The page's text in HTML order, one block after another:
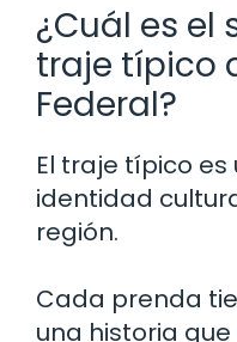
¿Cuál es el
traje típico
Federal?
El traje típico
identidad
región.
Cada prenda
una historia